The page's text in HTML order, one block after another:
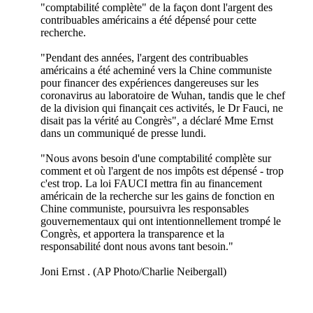
"comptabilité complète" de la façon dont l'argent des
contribuables américains a été dépensé pour cette
recherche.
"Pendant des années, l'argent des contribuables
américains a été acheminé vers la Chine communiste
pour financer des expériences dangereuses sur les
coronavirus au laboratoire de Wuhan, tandis que le chef
de la division qui finançait ces activités, le Dr Fauci, ne
disait pas la vérité au Congrès", a déclaré Mme Ernst
dans un communiqué de presse lundi.
"Nous avons besoin d'une comptabilité complète sur
comment et où l'argent de nos impôts est dépensé - trop
c'est trop. La loi FAUCI mettra fin au financement
américain de la recherche sur les gains de fonction en
Chine communiste, poursuivra les responsables
gouvernementaux qui ont intentionnellement trompé le
Congrès, et apportera la transparence et la
responsabilité dont nous avons tant besoin."
Joni Ernst . (AP Photo/Charlie Neibergall)